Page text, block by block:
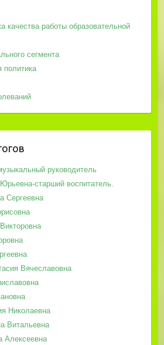
качества работы образовательной
сегмента
политика
руководитель
старший воспитатель.
Сергеевна
Вячеславовна
Николаевна
Витальевна
Алексеевна